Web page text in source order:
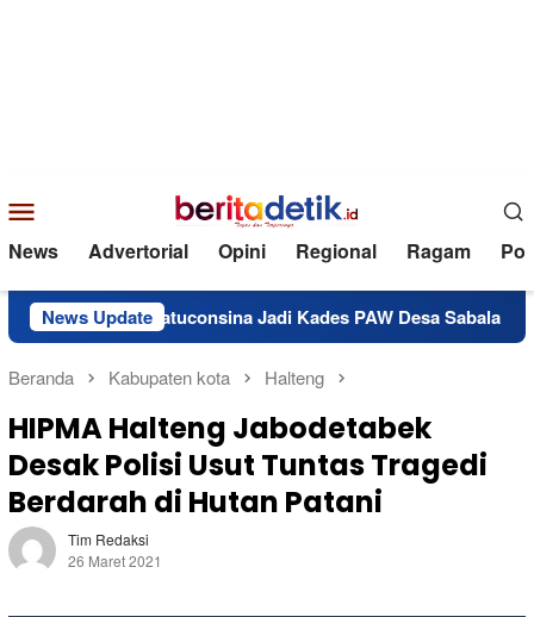
Mobile
News Advertorial Opini Regional Ragam
News Update
Latuconsina Jadi Kades PAW Desa Sabala
Beranda Kabupaten kota Halteng
HIPMA Halteng Jabodetabek
Desak Polisi Usut Tuntas Tragedi
Berdarah di Hutan Patani
Tim Redaksi
26 Maret 2021